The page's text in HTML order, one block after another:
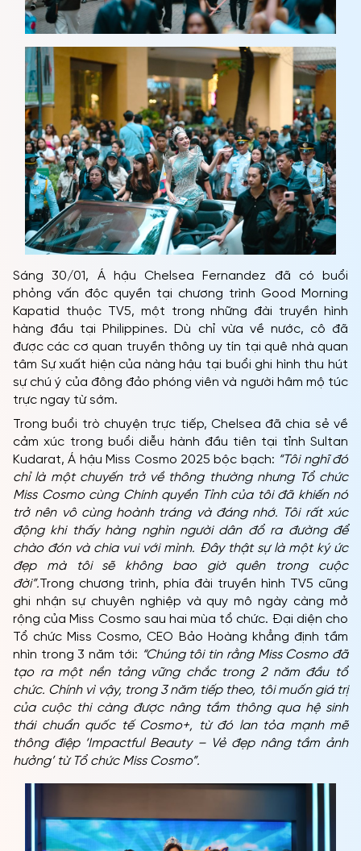
TRANG CHỦ
Sáng 30/01, Á hậu Chelsea Fernandez đã có buổi
phỏng vấn độc quyền tại chương trình Good Morning
Kapatid thuộc TV5, một trong những đài truyền hình
hàng đầu tại Philippines. Dù chỉ vừa về nước, cô đã
được các cơ quan truyền thông uy tín tại quê nhà quan
tâm Sự xuất hiện của nàng hậu tại buổi ghi hình thu hút
sự chú ý của đông đảo phóng viên và người hâm mộ túc
trực ngay từ sớm.
Trong buổi trò chuyện trực tiếp, Chelsea đã chia sẻ về
cảm xúc trong buổi diễu hành đầu tiên tại tỉnh Sultan
Kudarat, Á hậu Miss Cosmo 2025 bộc bạch: “Tôi nghĩ đó
chỉ là một chuyến trở về thông thường nhưng Tổ chức
Miss Cosmo cùng Chính quyền Tỉnh của tôi đã khiến nó
trở nên vô cùng hoành tráng và đáng nhớ. Tôi rất xúc
động khi thấy hàng nghìn người dân đổ ra đường để
chào đón và chia vui với mình. Đây thật sự là một ký ức
đẹp mà tôi sẽ không bao giờ quên trong cuộc
đời”.Trong chương trình, phía đài truyền hình TV5 cũng
ghi nhận sự chuyên nghiệp và quy mô ngày càng mở
rộng của Miss Cosmo sau hai mùa tổ chức. Đại diện cho
Tổ chức Miss Cosmo, CEO Bảo Hoàng khẳng định tầm
nhìn trong 3 năm tới: “Chúng tôi tin rằng Miss Cosmo đã
tạo ra một nền tảng vững chắc trong 2 năm đầu tổ
chức. Chính vì vậy, trong 3 năm tiếp theo, tôi muốn giá trị
của cuộc thi càng được nâng tầm thông qua hệ sinh
thái chuẩn quốc tế Cosmo+, từ đó lan tỏa mạnh mẽ
thông điệp ‘Impactful Beauty – Vẻ đẹp nâng tầm ảnh
hưởng’ từ Tổ chức Miss Cosmo”.